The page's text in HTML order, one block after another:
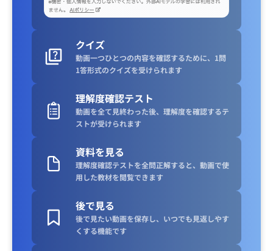
クイズ
動画一つひとつの内容を確認するために、1問
1答形式のクイズを受けられます
理解度確認テスト
動画を全て見終わった後、理解度を確認するテ
ストが受けられます
資料を見る
理解度確認テストを全問正解すると、動画で使
用した教材を閲覧できます
後で見る
後で見たい動画を保存し、いつでも見返しやす
くする機能です